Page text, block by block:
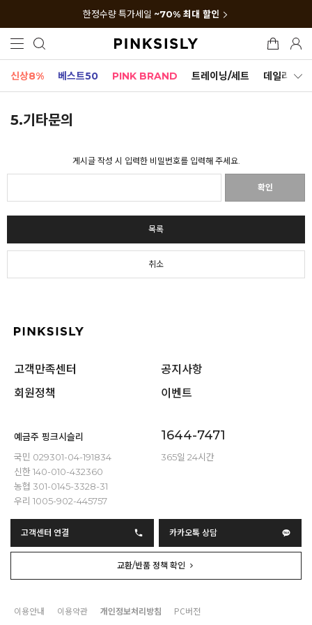
한정수량 특가세일 ~70% 최대 할인
신상8% 베스트50 PINK BRAND 트레이닝/세트 데일리세트
5.기타문의
게시글 작성 시 입력한 비밀번호를 입력해 주세요.
확인
목록
취소
고객만족센터
공지사항
회원정책
이벤트
예금주 핑크시슬리
국민 029301-04-191834
신한 140-010-432360
농협 301-0145-3328-31
우리 1005-902-445757
1644-7471
365일 24시간
고객센터 연결 카카오톡 상담
교환/반품 정책 확인
이용안내 이용약관 개인정보처리방침 PC버전